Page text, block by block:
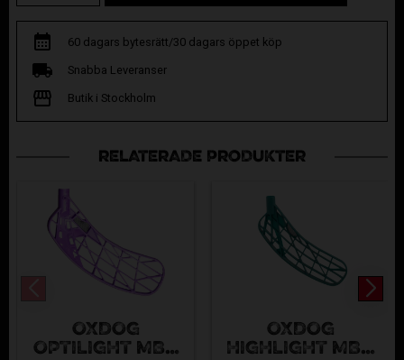
60 dagars bytesrätt/30 dagars öppet köp
Snabba Leveranser
Butik i Stockholm
RELATERADE PRODUKTER
OXDOG
OPTILIGHT MBC
OXDOG
HIGHLIGHT MBC